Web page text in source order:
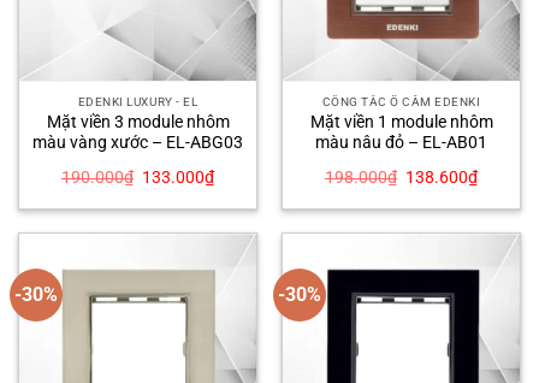
EDENKI LUXURY - EL
Mặt viền 3 module nhôm
màu vàng xước – EL-ABG03
190.000₫ Giá
là:
133.000₫Giá
hiện
tại
133.000₫.
CÔNG TẮC Ổ CẮM EDENKI
Mặt viền 1 module nhôm
màu nâu đỏ – EL-AB01
198.000₫ Giá
là:
138.600₫Giá
hiện
tại
-30% -30%